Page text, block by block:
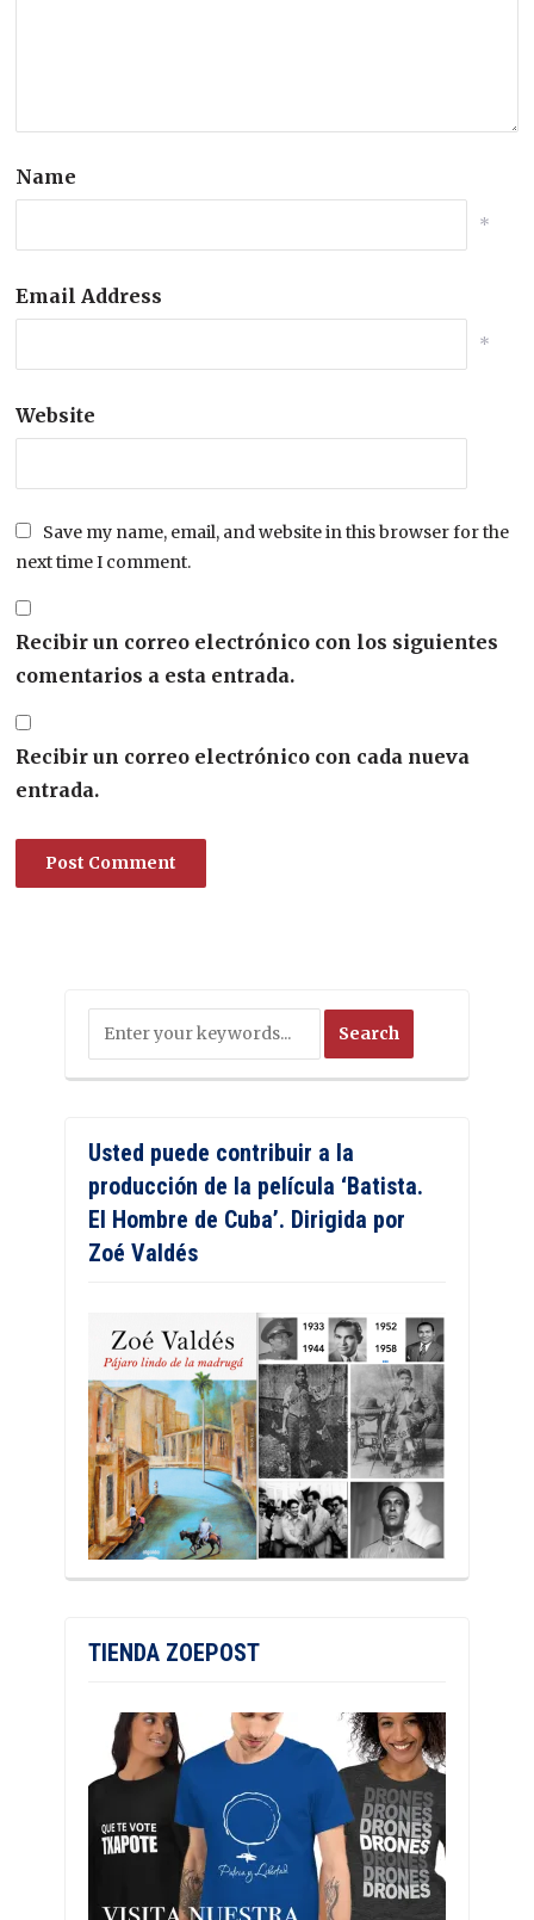
Name
*
Email Address
*
Website
Save my name, email, and website in this browser for the
next time I comment.
Recibir un correo electrónico con los siguientes
comentarios a esta entrada.
Recibir un correo electrónico con cada nueva
entrada.
Usted puede contribuir a la
producción de la película ‘Batista.
El Hombre de Cuba’. Dirigida por
Zoé Valdés
TIENDA ZOEPOST